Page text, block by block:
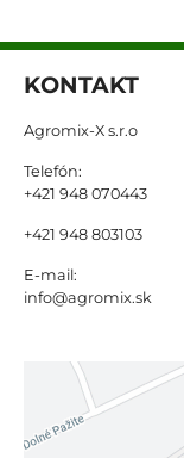
KONTAKT
Agromix-X s.r.o
Telefón:
+421 948 070443
+421 948 803103
E-mail:
info@agromix.sk